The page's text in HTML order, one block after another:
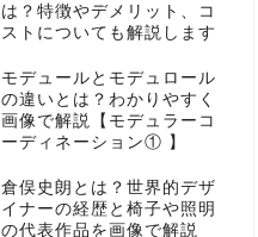
は？特徴やデメリット、コ
ストについても解説します
モデュールとモデュロール
の違いとは？わかりやすく
画像で解説【モデュラーコ
ーディネーション① 】
倉俣史朗とは？世界的デザ
イナーの経歴と椅子や照明
の代表作品を画像で解説